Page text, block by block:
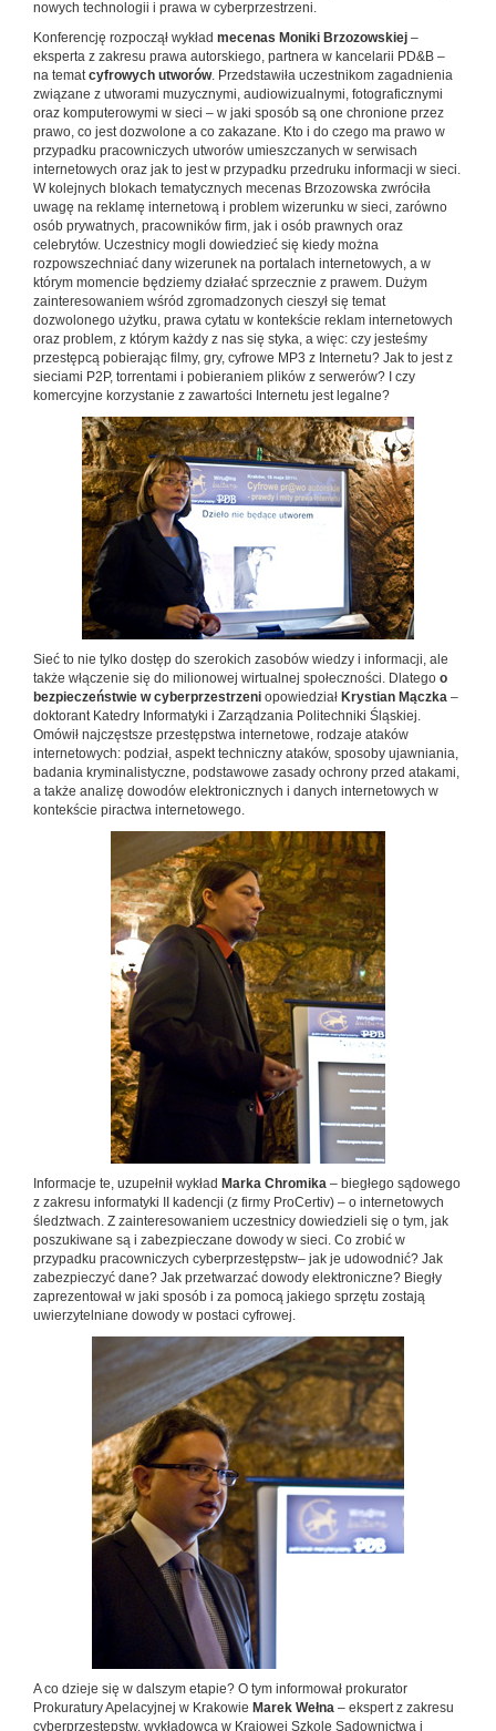
nowych technologii i prawa w cyberprzestrzeni.
Konferencję rozpoczął wykład mecenas Moniki Brzozowskiej –
eksperta z zakresu prawa autorskiego, partnera w kancelarii PD&B –
na tematcyfrowych utworów. Przedstawiła uczestnikom zagadnienia
związane z utworami muzycznymi, audiowizualnymi, fotograficznymi
oraz komputerowymi w sieci – w jaki sposób są one chronione przez
prawo, co jest dozwolone a co zakazane. Kto i do czego ma prawo w
przypadku pracowniczych utworów umieszczanych w serwisach
internetowych oraz jak to jest w przypadku przedruku informacji w sieci.
W kolejnych blokach tematycznych mecenas Brzozowska zwróciła
uwagę na reklamę internetową i problem wizerunku w sieci, zarówno
osób prywatnych, pracowników firm, jak i osób prawnych oraz
celebrytów. Uczestnicy mogli dowiedzieć się kiedy można
rozpowszechniać dany wizerunek na portalach internetowych, a w
którym momencie będziemy działać sprzecznie z prawem. Dużym
zainteresowaniem wśród zgromadzonych cieszył się temat
dozwolonego użytku, prawa cytatu w kontekście reklam internetowych
oraz problem, z którym każdy z nas się styka, a więc: czy jesteśmy
przestępcą pobierając filmy, gry, cyfrowe MP3 z Internetu? Jak to jest z
sieciami P2P, torrentami i pobieraniem plików z serwerów? I czy
komercyjne korzystanie z zawartości Internetu jest legalne?
Sieć to nie tylko dostęp do szerokich zasobów wiedzy i informacji, ale
także włączenie się do milionowej wirtualnej społeczności. Dlatego o
bezpieczeństwie w cyberprzestrzeni opowiedział Krystian Mączka –
doktorant Katedry Informatyki i Zarządzania Politechniki Śląskiej.
Omówił najczęstsze przestępstwa internetowe, rodzaje ataków
internetowych: podział, aspekt techniczny ataków, sposoby ujawniania,
badania kryminalistyczne, podstawowe zasady ochrony przed atakami,
a także analizę dowodów elektronicznych i danych internetowych w
kontekście piractwa internetowego.
Informacje te, uzupełnił wykład Marka Chromika – biegłego sądowego
z zakresu informatyki II kadencji (z firmy ProCertiv) – o internetowych
śledztwach. Z zainteresowaniem uczestnicy dowiedzieli się o tym, jak
poszukiwane są i zabezpieczane dowody w sieci. Co zrobić w
przypadku pracowniczych cyberprzestępstw– jak je udowodnić? Jak
zabezpieczyć dane? Jak przetwarzać dowody elektroniczne? Biegły
zaprezentował w jaki sposób i za pomocą jakiego sprzętu zostają
uwierzytelniane dowody w postaci cyfrowej.
A co dzieje się w dalszym etapie? O tym informował prokurator
Prokuratury Apelacyjnej w Krakowie Marek Wełna – ekspert z zakresu
cyberprzestępstw, wykładowca w Krajowej Szkole Sądownictwa i